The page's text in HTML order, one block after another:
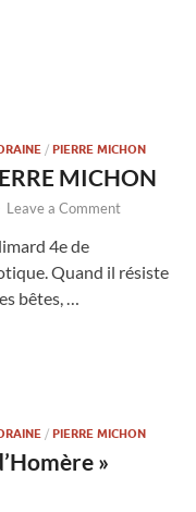
/ PIERRE MICHON
MICHON
Leave a Comment
4e de
Quand il résiste
bêtes, …
/ PIERRE MICHON
»